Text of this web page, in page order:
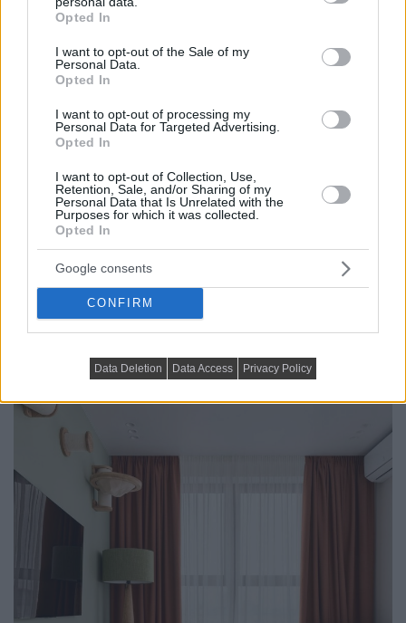
grant or deny consent to Google and its third-party tags to
use your data for below specified purposes in below Google
consent section.
Opted In
I want to opt-out of the Sale of my
Personal Data.
Opted In
I want to opt-out of processing my
Personal Data for Targeted Advertising.
Opted In
I want to opt-out of Collection, Use,
Retention, Sale, and/or Sharing of my
Personal Data that Is Unrelated with the
Purposes for which it was collected.
Opted In
Google consents
CONFIRM
Data Deletion Data Access Privacy Policy
macska gyakran a gazdik közelében tartózkodik, a TV-
zónában ezért falra szerelhető macskabútor és fekhely
is helyet kapott.
Az egész
enteriőr színvilágát
a terrakotta árnyalatai
uralják, ez a macska bundájából vett tónusokat idézi. A
nappaliban minimálisra csökkentették a dekorációt,
hogy a tér könnyed maradjon. A helyiség fő funkciója a
pihenés és a tévézés.